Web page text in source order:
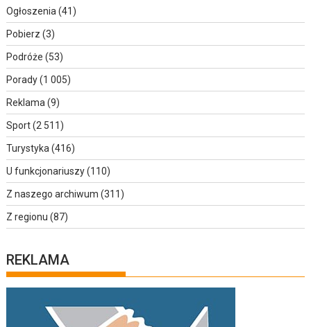
Ogłoszenia (41)
Pobierz (3)
Podróże (53)
Porady(1 005)
Reklama (9)
Sport(2 511)
Turystyka (416)
U funkcjonariuszy(110)
Z naszego archiwum (311)
Z regionu (87)
REKLAMA